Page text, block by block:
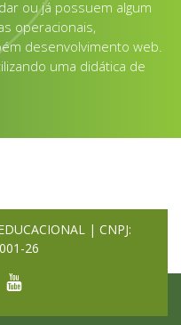
ou já possuem algum
operacionais,
desenvolvimento web.
uma didática de
| CNPJ:
26